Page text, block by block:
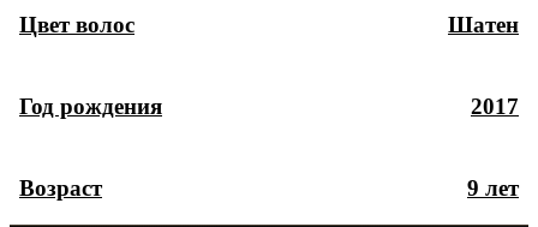
Цвет волос Шатен
Год рождения 2017
Возраст 9 лет